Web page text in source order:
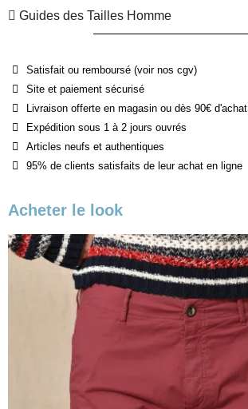
Guides des Tailles Homme
Satisfait ou remboursé (voir nos cgv)
Site et paiement sécurisé
Livraison offerte en magasin ou dès 90€ d'achat
Expédition sous 1 à 2 jours ouvrés
Articles neufs et authentiques
95% de clients satisfaits de leur achat en ligne
Acheter le look